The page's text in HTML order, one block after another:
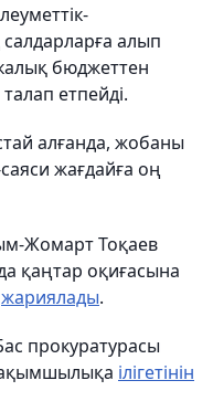
алып
бюджеттен
етпейді.
алғанда, жобаны
жағдайға оң
Жомарт Тоқаев
қаңтар оқиғасына
жариялады.
прокуратурасы
ілігетінін